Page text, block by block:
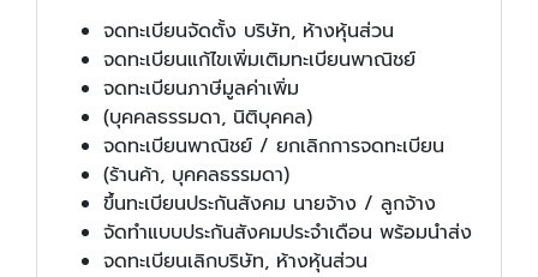
จดทะเบียนจัดตั้ง บริษัท, ห้างหุ้นส่วน
จดทะเบียนแก้ไขเพิ่มเติมทะเบียนพาณิชย์
จดทะเบียนภาษีมูลค่าเพิ่ม
(บุคคลธรรมดา, นิติบุคคล)
จดทะเบียนพาณิชย์ / ยกเลิกการจดทะเบียน
(ร้านค้า, บุคคลธรรมดา)
ขึ้นทะเบียนประกันสังคม นายจ้าง / ลูกจ้าง
จัดทำแบบประกันสังคมประจำเดือน พร้อมนำส่ง
จดทะเบียนเลิกบริษัท, ห้างหุ้นส่วน